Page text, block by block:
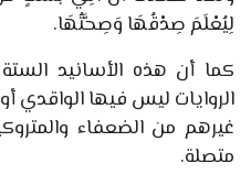
لِيُعْلَمَ صِدْقُهَا وَصِحَّتُهَا.
كما أن هذه الأسانيد
الروايات ليس فيها الواقدي
غيرهم من الضعفاء
متصلة.